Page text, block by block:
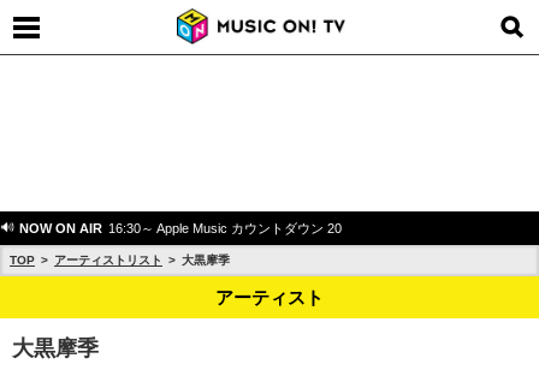
NOW ON AIR 16:30～ Apple Music カウントダウン 20
TOP アーティストリスト 大黒摩季
アーティスト
大黒摩季